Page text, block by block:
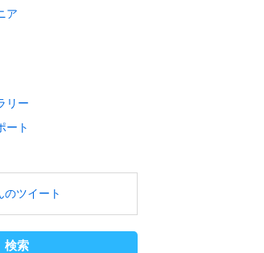
ア
リー
ート
ツイート
検索